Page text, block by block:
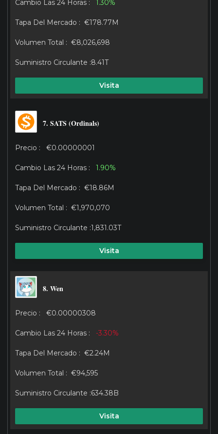
1.30%
€178.77M
€8,026,698
8.41T
Visita
7. SATS (Ordinals)
€0.00000001
1.90%
€18.86M
€1,970,070
1,831.03T
Visita
8. Wen
€0.00000308
-3.30%
€2.24M
€94,595
634.38B
Visita